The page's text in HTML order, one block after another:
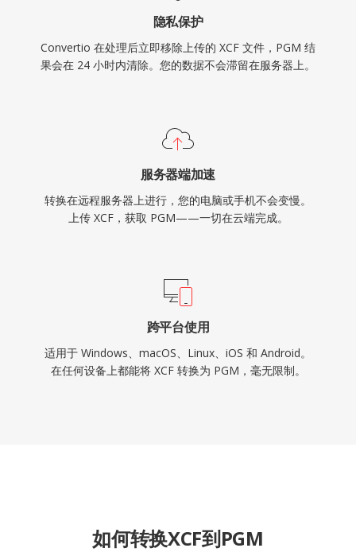
隐私保护
Convertio 在处理后立即移除上传的 XCF 文件，PGM 结
果会在 24 小时内清除。您的数据不会滞留在服务器上。
服务器端加速
转换在远程服务器上进行，您的电脑或手机不会变慢。
上传 XCF，获取 PGM——一切在云端完成。
跨平台使用
适用于 Windows、macOS、Linux、iOS 和 Android。
在任何设备上都能将 XCF 转换为 PGM，毫无限制。
如何转换XCF到PGM